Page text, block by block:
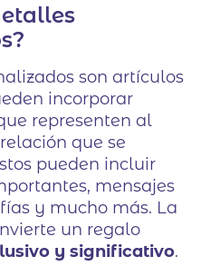
son artículos
incorporar
representen al
que se
pueden incluir
mensajes
y mucho más. La
un regalo
y significativo.